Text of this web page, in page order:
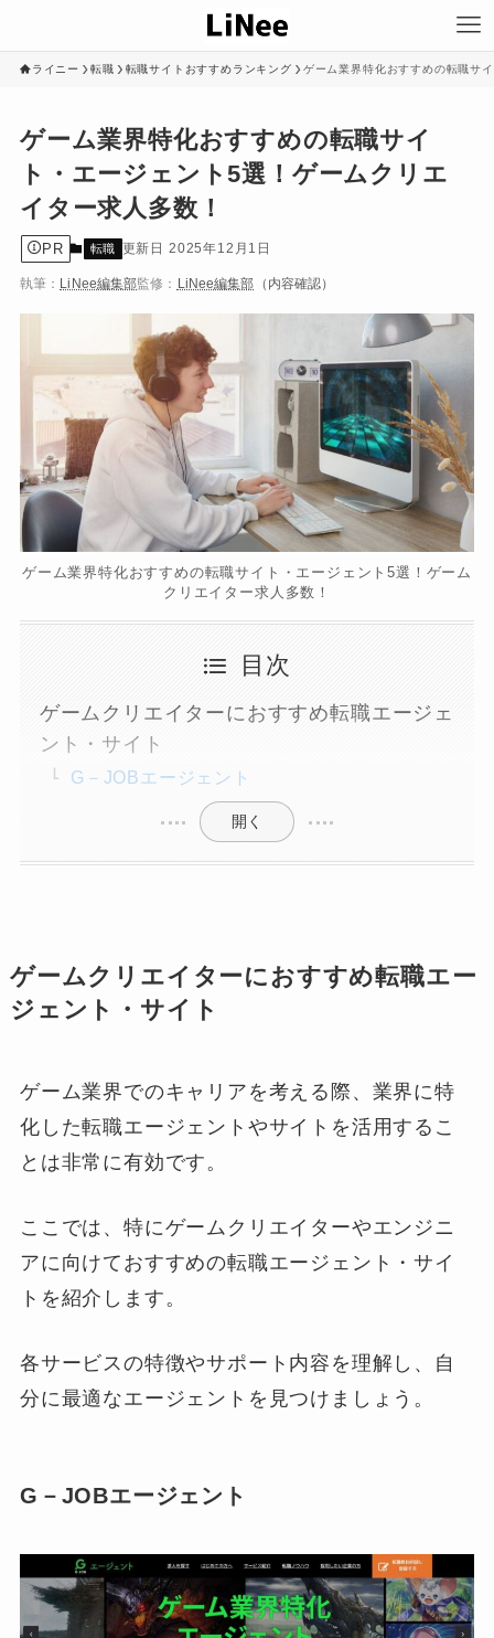
ライニー 転職 転職サイトおすすめランキング ゲーム業界特化おすすめの転職サ
ゲーム業界特化おすすめの転職サイ
ト・エージェント5選！ゲームクリエ
イター求人多数！
PR 転職 2025年12月1日
執筆： LiNee編集部監修： LiNee編集部 （内容確認）
ゲーム業界特化おすすめの転職サイト・エージェント5選！ゲーム
クリエイター求人多数！
目次
ゲームクリエイターにおすすめ転職エージェ
ント・サイト
G－JOBエージェント
開く
ゲームクリエイターにおすすめ転職エー
ジェント・サイト
ゲーム業界でのキャリアを考える際、業界に特
化した転職エージェントやサイトを活用するこ
とは非常に有効です。
ここでは、特にゲームクリエイターやエンジニ
アに向けておすすめの転職エージェント・サイ
トを紹介します。
各サービスの特徴やサポート内容を理解し、自
分に最適なエージェントを見つけましょう。
G－JOBエージェント